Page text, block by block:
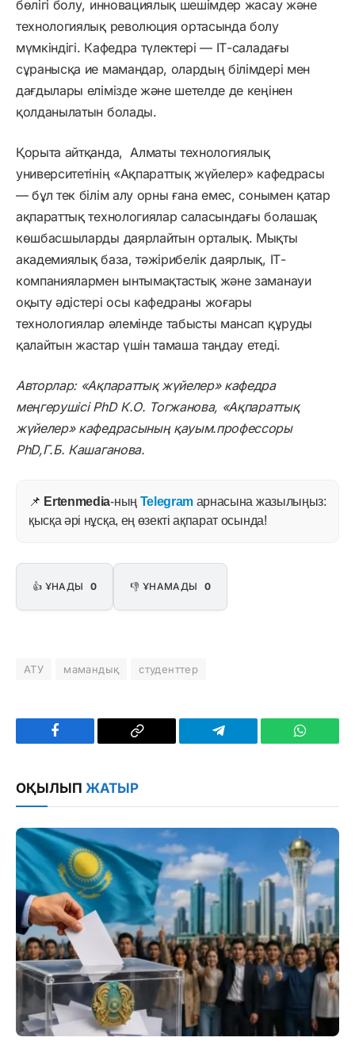
бөлігі болу, инновациялық шешімдер жасау және
технологиялық революция ортасында болу
мүмкіндігі. Кафедра түлектері — ІТ-саладағы
сұранысқа ие мамандар, олардың білімдері мен
дағдылары елімізде және шетелде де кеңінен
қолданылатын болады.
Қорыта айтқанда, Алматы технологиялық
университетінің «Ақпараттық жүйелер» кафедрасы
— бұл тек білім алу орны ғана емес, сонымен қатар
ақпараттық технологиялар саласындағы болашақ
көшбасшыларды даярлайтын орталық. Мықты
академиялық база, тәжірибелік даярлық, ІТ-
компаниялармен ынтымақтастық және заманауи
оқыту әдістері осы кафедраны жоғары
технологиялар әлемінде табысты мансап құруды
қалайтын жастар үшін тамаша таңдау етеді.
Авторлар: «Ақпараттық жүйелер» кафедра
меңгерушісі PhD К.О. Тогжанова, «Ақпараттық
жүйелер» кафедрасының қауым.профессоры
PhD,Г.Б. Кашаганова.
📌 Ertenmedia-ның Telegram арнасына жазылыңыз:
қысқа әрі нұсқа, ең өзекті ақпарат осында!
👍 ҰНАДЫ 0 👎 ҰНАМАДЫ 0
АТУ мамандық студенттер
Facebook
Copy
Telegram
ОҚЫЛЫП ЖАТЫР